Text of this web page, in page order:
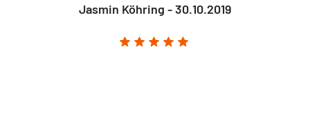
Jasmin Köhring - 30.10.2019